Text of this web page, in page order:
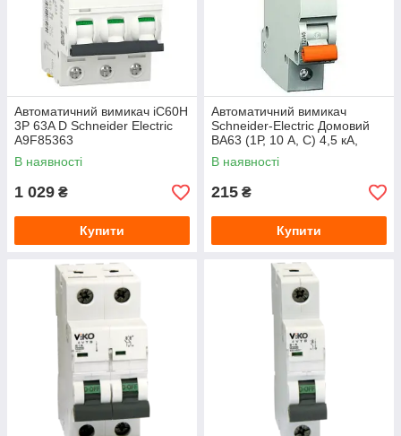
Автоматичний вимикач iC60H
3P 63A D Schneider Electric
A9F85363
В наявності
1 029 ₴
Купити
Автоматичний вимикач
Schneider-Electric Домовий
ВА63 (1Р, 10 А, C) 4,5 кА,
11202
В наявності
215 ₴
Купити